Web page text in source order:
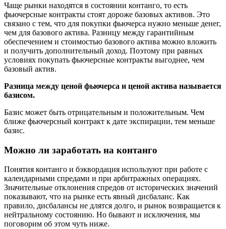
Чаще рынки находятся в состоянии контанго, то есть
фьючерсные контракты стоят дороже базовых активов. Это
связано с тем, что для покупки фьючерса нужно меньше денег,
чем для базового актива. Разницу между гарантийным
обеспечением и стоимостью базового актива можно вложить
и получить дополнительный доход. Поэтому при равных
условиях покупать фьючерсные контракты выгоднее, чем
базовый актив.
Разница между ценой фьючерса и ценой актива называется
базисом.
Базис может быть отрицательным и положительным. Чем
ближе фьючерсный контракт к дате экспирации, тем меньше
базис.
Можно ли заработать на контанго
Понятия контанго и бэквордация используют при работе с
календарными спредами и при арбитражных операциях.
Значительные отклонения спредов от исторических значений
показывают, что на рынке есть явный дисбаланс. Как
правило, дисбалансы не длятся долго, и рынок возвращается к
нейтральному состоянию. Но бывают и исключения, мы
поговорим об этом чуть ниже.